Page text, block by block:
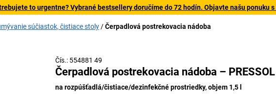
to urgentne? Vybrané bestsellery doručíme do 72 hodín. Objavte našu ponuku
súčiastok, čistiace stoly Čerpadlová postrekovacia nádoba
Čís.: 554881 49
Čerpadlová postrekovacia nádoba – PRESSOL
na rozpúšťadlá/čistiace/dezinfekčné prostriedky, objem 1,5 l